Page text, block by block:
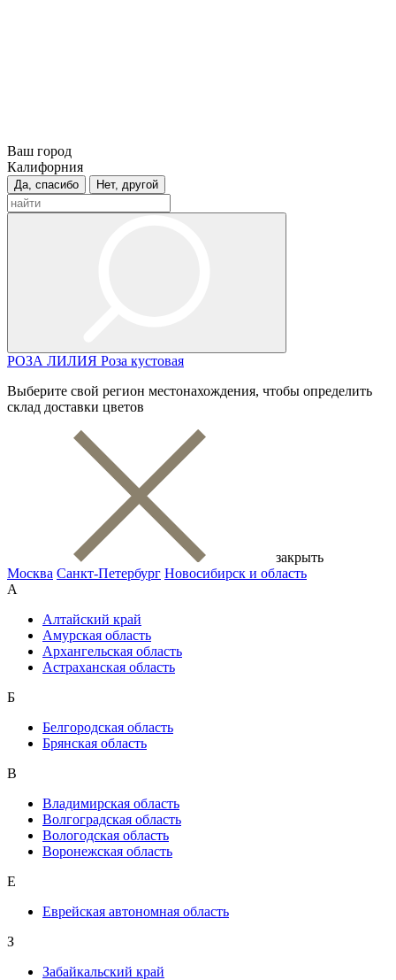
Ваш город
Калифорния
Да, спасибо Нет, другой
РОЗА ЛИЛИЯ Роза кустовая
Выберите свой регион местонахождения, чтобы определить
склад доставки цветов
закрыть
Москва Санкт-Петербург Новосибирск и область
А
Алтайский край
Амурская область
Архангельская область
Астраханская область
Б
Белгородская область
Брянская область
В
Владимирская область
Волгоградская область
Вологодская область
Воронежская область
Е
Еврейская автономная область
З
Забайкальский край